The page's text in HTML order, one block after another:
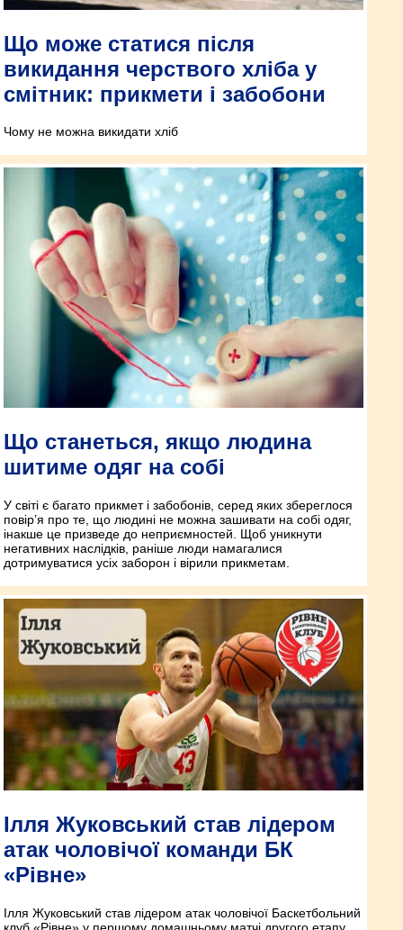
Що може статися після
викидання черствого хліба у
смітник: прикмети і забобони
Чому не можна викидати хліб
Що станеться, якщо людина
шитиме одяг на собі
У світі є багато прикмет і забобонів, серед яких збереглося
повір’я про те, що людині не можна зашивати на собі одяг,
інакше це призведе до неприємностей. Щоб уникнути
негативних наслідків, раніше люди намагалися
дотримуватися усіх заборон і вірили прикметам.
Ілля Жуковський став лідером
атак чоловічої команди БК
«Рівне»
Ілля Жуковський став лідером атак чоловічої Баскетбольний